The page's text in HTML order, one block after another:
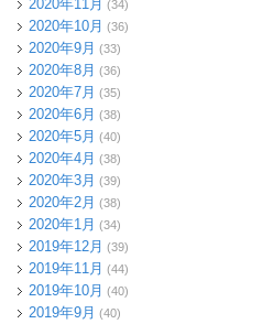
2020年11月 (34)
2020年10月 (36)
2020年9月 (33)
2020年8月 (36)
2020年7月 (35)
2020年6月 (38)
2020年5月 (40)
2020年4月 (38)
2020年3月 (39)
2020年2月 (38)
2020年1月 (34)
2019年12月 (39)
2019年11月 (44)
2019年10月 (40)
2019年9月 (40)